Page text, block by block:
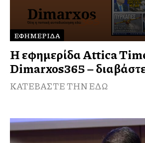
ΕΦΗΜΕΡΊΔΑ
Η εφημερίδα Attica
Dimarxos365 –
ΚΑΤΕΒΑΣΤΕ ΤΗΝ ΕΔΩ